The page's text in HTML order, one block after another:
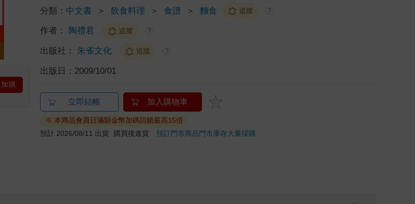
加購
分類： 中文書 ＞ 飲食料理 ＞ 食譜 ＞ 麵食 追蹤 ?
作者： 陶禮君 追蹤 ?
出版社： 朱雀文化 追蹤 ?
出版日： 2009/10/01
立即結帳 加入購物車
※ 本商品會員日滿額金幣加碼回饋最高15倍
預計 2026/08/11 出貨
購買後進貨預訂門市商品門市庫存大量採購